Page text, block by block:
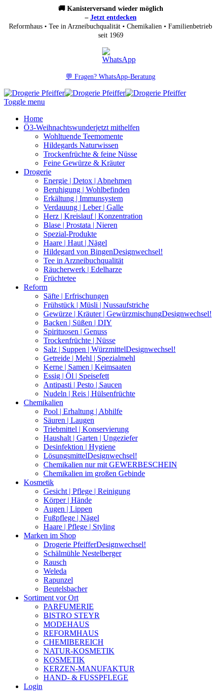
🚚 Kanisterversand wieder möglich
– Jetzt entdecken
Reformhaus • Tee in Arzneibuchqualität • Chemikalien • Familienbetrieb
seit 1969
💬 Fragen? WhatsApp-Beratung
Toggle menu
Home
Ö3-Weihnachtswunderjetzt mithelfen
Wohltuende Teemomente
Hildegards Naturwissen
Trockenfrüchte & feine Nüsse
Feine Gewürze & Kräuter
Drogerie
Energie | Detox | Abnehmen
Beruhigung | Wohlbefinden
Erkältung | Immunsystem
Verdauung | Leber | Galle
Herz | Kreislauf | Konzentration
Blase | Prostata | Nieren
Spezial-Produkte
Haare | Haut | Nägel
Hildegard von BingenDesignwechsel!
Tee in Arzneibuchqualität
Räucherwerk | Edelharze
Früchtetee
Reform
Säfte | Erfrischungen
Frühstück | Müsli | Nussaufstriche
Gewürze | Kräuter | GewürzmischungDesignwechsel!
Backen | Süßen | DIY
Spirituosen | Genuss
Trockenfrüchte | Nüsse
Salz | Suppen | WürzmittelDesignwechsel!
Getreide | Mehl | Spezialmehl
Kerne | Samen | Keimsaaten
Essig | Öl | Speisefett
Antipasti | Pesto | Saucen
Nudeln | Reis | Hülsenfrüchte
Chemikalien
Pool | Erhaltung | Abhilfe
Säuren | Laugen
Triebmittel | Konservierung
Haushalt | Garten | Ungeziefer
Desinfektion | Hygiene
LösungsmittelDesignwechsel!
Chemikalien nur mit GEWERBESCHEIN
Chemikalien im großen Gebinde
Kosmetik
Gesicht | Pflege | Reinigung
Körper | Hände
Augen | Lippen
Fußpflege | Nägel
Haare | Pflege | Styling
Marken im Shop
Drogerie PfeifferDesignwechsel!
Schälmühle Nestelberger
Rausch
Weleda
Rapunzel
Beutelsbacher
Sortiment vor Ort
PARFUMERIE
BISTRO STEYR
MODEHAUS
REFORMHAUS
CHEMIBEREICH
NATUR-KOSMETIK
KOSMETIK
KERZEN-MANUFAKTUR
HAND- & FUSSPFLEGE
Login